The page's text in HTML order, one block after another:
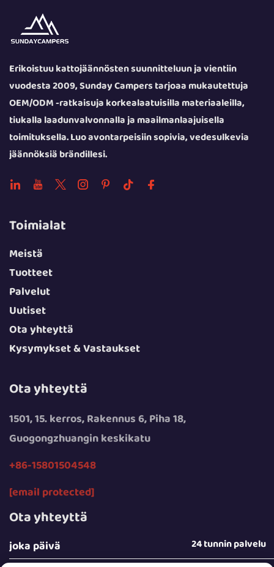
Erikoistuu kattojäännösten suunnitteluun ja vientiin
vuodesta 2009, Sunday Campers tarjoaa mukautettuja
OEM/ODM -ratkaisuja korkealaatuisilla materiaaleilla,
tiukalla laadunvalvonnalla ja maailmanlaajuisella
toimituksella. Luo avontarpeisiin sopivia, vedesulkevia
jäännöksiä brändillesi.
Toimialat
Meistä
Tuotteet
Palvelut
Uutiset
Ota yhteyttä
Kysymykset & Vastaukset
Ota yhteyttä
1501, 15. kerros, Rakennus 6, Piha 18,
Guogongzhuangin keskikatu
+86-15801504548
[email protected]
Ota yhteyttä
joka päivä 24 tunnin palvelu